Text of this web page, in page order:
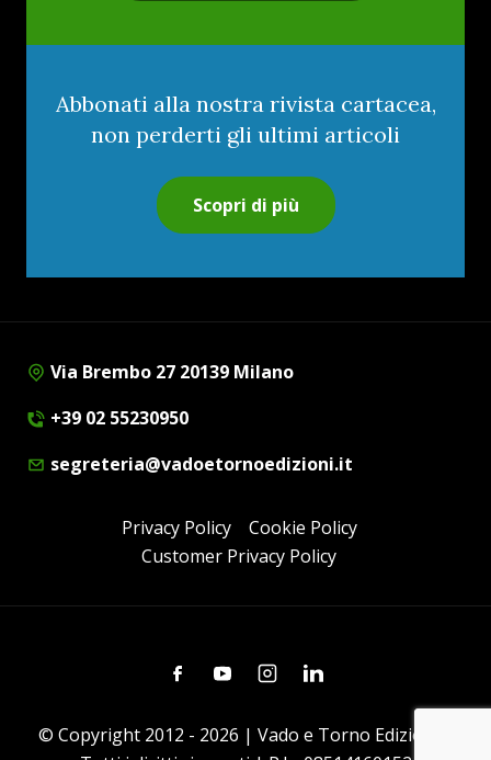
Abbonati alla nostra rivista cartacea,
non perderti gli ultimi articoli
Scopri di più
Via Brembo 27 20139 Milano
+39 02 55230950
segreteria@vadoetornoedizioni.it
Privacy Policy
Cookie Policy
Customer Privacy Policy
FacebookYoutubeInstagramLinkedin
© Copyright 2012 - 2026 | Vado e Torno Edizioni |